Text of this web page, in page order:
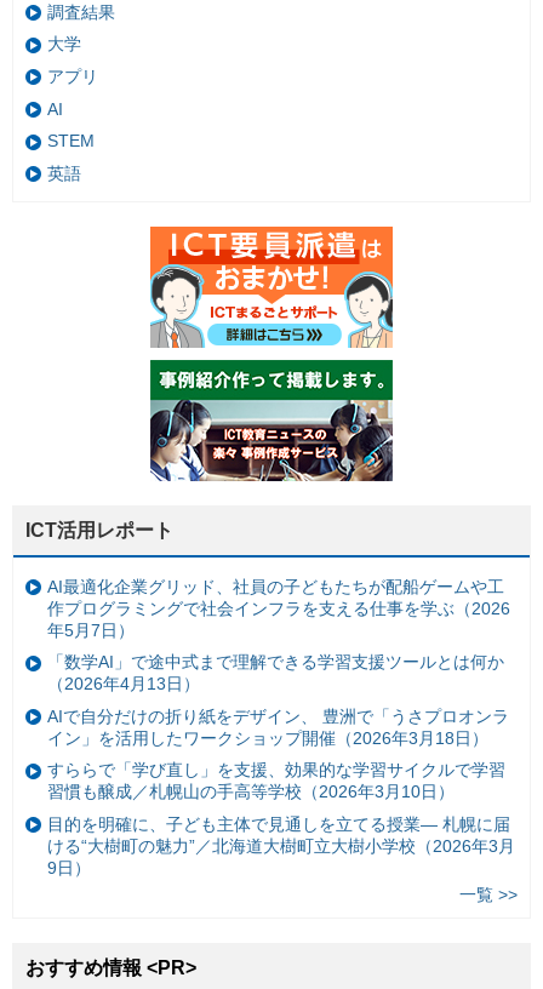
調査結果
大学
アプリ
AI
STEM
英語
ICT活用レポート
AI最適化企業グリッド、社員の子どもたちが配船ゲームや工
作プログラミングで社会インフラを支える仕事を学ぶ（2026
年5月7日）
「数学AI」で途中式まで理解できる学習支援ツールとは何か
（2026年4月13日）
AIで自分だけの折り紙をデザイン、 豊洲で「うさプロオンラ
イン」を活用したワークショップ開催（2026年3月18日）
すららで「学び直し」を支援、効果的な学習サイクルで学習
習慣も醸成／札幌山の手高等学校（2026年3月10日）
目的を明確に、子ども主体で見通しを立てる授業— 札幌に届
ける“大樹町の魅力”／北海道大樹町立大樹小学校（2026年3月
9日）
一覧 >>
おすすめ情報 <PR>